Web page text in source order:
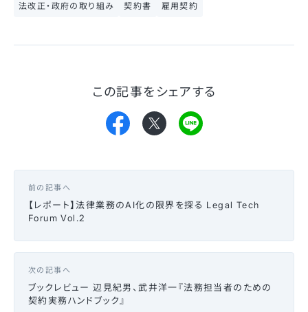
法改正・政府の取り組み 契約書 雇用契約
この記事をシェアする
前の記事へ
【レポート】法律業務のAI化の限界を探る Legal Tech
Forum Vol.2
次の記事へ
ブックレビュー 辺見紀男、武井洋一『法務担当者のための
契約実務ハンドブック』